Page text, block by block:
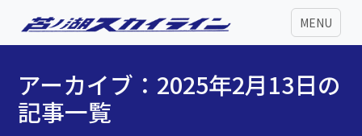
MENU
アーカイブ：2025年2月13日の
記事一覧